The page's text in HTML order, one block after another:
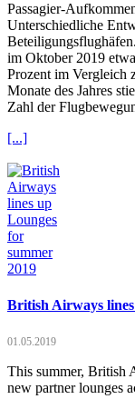
Passagier-
Unterschiedliche
im Oktober 2019
Prozent im Vergleich
Monate des Jahres
Zahl der
[...]
British Airways
01.05.2019
This summer, British
new partner lounges